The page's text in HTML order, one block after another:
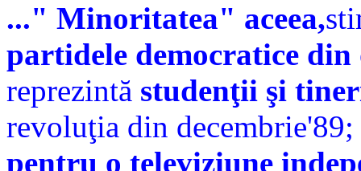
..." Minoritatea" aceea,
partidele democratice din
reprezintă studenţii şi
revoluţia din
pentru o televiziune